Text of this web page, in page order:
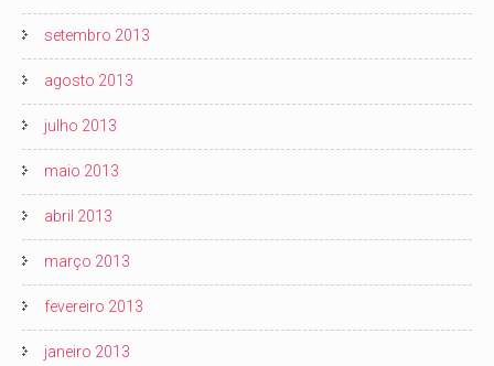
setembro 2013
agosto 2013
julho 2013
maio 2013
abril 2013
março 2013
fevereiro 2013
janeiro 2013